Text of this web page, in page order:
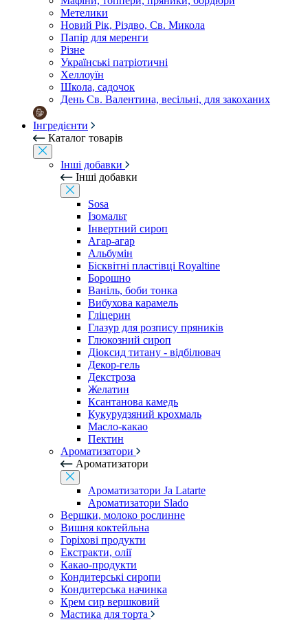
Метелики
Новий Рік, Різдво, Св. Микола
Папір для меренги
Різне
Українські патріотичні
Хеллоуїн
Школа, садочок
День Св. Валентина, весільні, для закоханих
Інгредієнти
Каталог товарів
Інші добавки
Інші добавки
Sosa
Ізомальт
Інвертний сироп
Агар-агар
Альбумін
Бісквітні пластівці Royaltine
Борошно
Ваніль, боби тонка
Вибухова карамель
Гліцерин
Глазур для розпису пряників
Глюкозний сироп
Діоксид титану - відбілювач
Декор-гель
Декстроза
Желатин
Ксантанова камедь
Кукурудзяний крохмаль
Масло-какао
Пектин
Ароматизатори
Ароматизатори
Ароматизатори Ja Latarte
Ароматизатори Slado
Вершки, молоко рослинне
Вишня коктейльна
Горіхові продукти
Екстракти, олії
Какао-продукти
Кондитерські сиропи
Кондитерська начинка
Крем сир вершковий
Мастика для торта